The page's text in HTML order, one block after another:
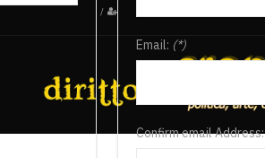
/
Email: (*)
Confirm email Address: